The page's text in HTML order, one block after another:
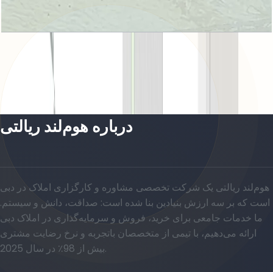
Master plan
باز کردن چیدمان
درباره هوم‌لند ریالتی
هوم‌لند ریالتی یک شرکت تخصصی مشاوره و کارگزاری املاک در دبی
است که بر سه ارزش بنیادین بنا شده است: صداقت، دانش و سیستم.
ما خدمات جامعی برای خرید، فروش و سرمایه‌گذاری در املاک دبی
ارائه می‌دهیم، با تیمی از متخصصان باتجربه و نرخ رضایت مشتری
بیش از 98٪ در سال 2025.